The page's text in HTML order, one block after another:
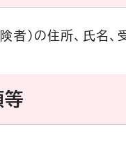
者）の住所、氏名
等